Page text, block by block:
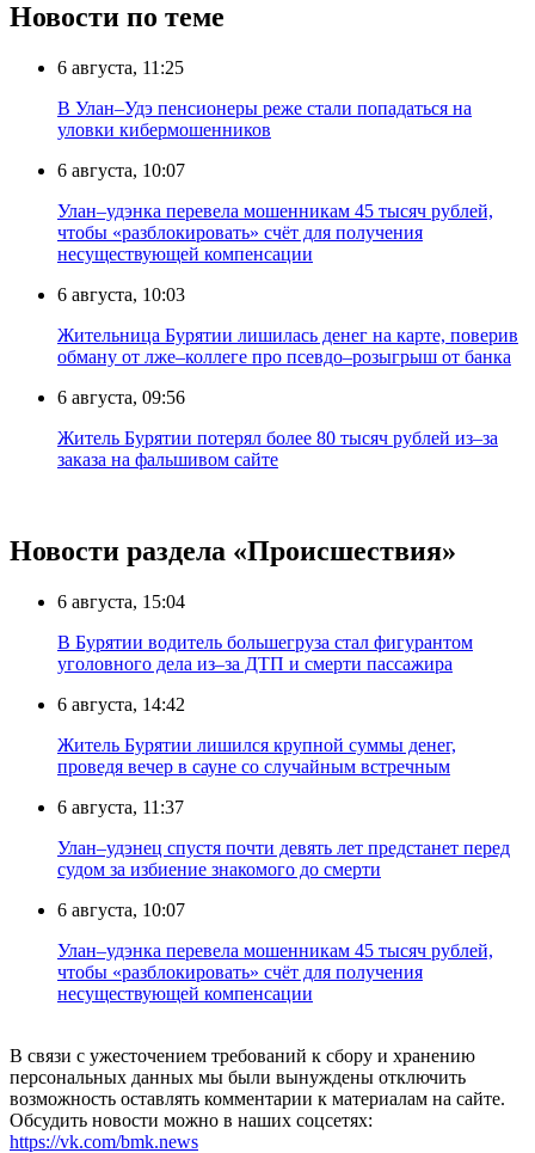
Новости по теме
6 августа, 11:25
В Улан–Удэ пенсионеры реже стали попадаться на
уловки кибермошенников
6 августа, 10:07
Улан–удэнка перевела мошенникам 45 тысяч рублей,
чтобы «разблокировать» счёт для получения
несуществующей компенсации
6 августа, 10:03
Жительница Бурятии лишилась денег на карте, поверив
обману от лже–коллеге про псевдо–розыгрыш от банка
6 августа, 09:56
Житель Бурятии потерял более 80 тысяч рублей из–за
заказа на фальшивом сайте
Новости раздела «Происшествия»
6 августа, 15:04
В Бурятии водитель большегруза стал фигурантом
уголовного дела из–за ДТП и смерти пассажира
6 августа, 14:42
Житель Бурятии лишился крупной суммы денег,
проведя вечер в сауне со случайным встречным
6 августа, 11:37
Улан–удэнец спустя почти девять лет предстанет перед
судом за избиение знакомого до смерти
6 августа, 10:07
Улан–удэнка перевела мошенникам 45 тысяч рублей,
чтобы «разблокировать» счёт для получения
несуществующей компенсации
В связи с ужесточением требований к сбору и хранению
персональных данных мы были вынуждены отключить
возможность оставлять комментарии к материалам на сайте.
Обсудить новости можно в наших соцсетях:
https://vk.com/bmk.news